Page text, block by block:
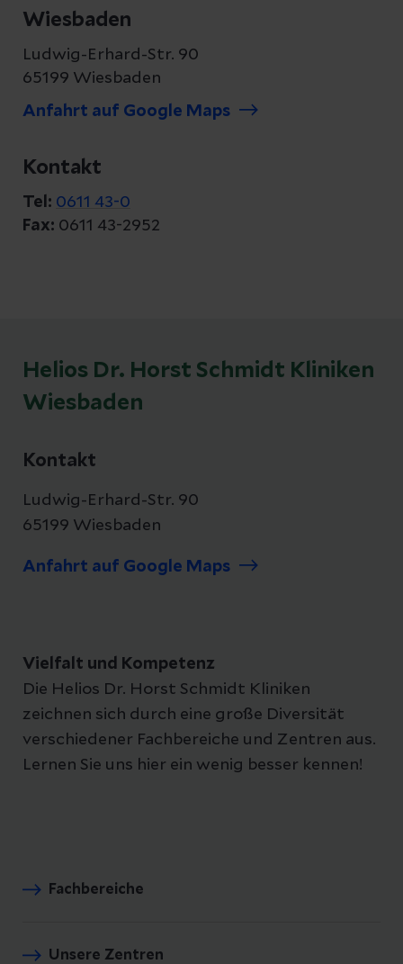
Wiesbaden
Ludwig-Erhard-Str. 90
65199 Wiesbaden
Anfahrt auf Google Maps
Kontakt
Tel: 0611 43-0
Fax: 0611 43-2952
Helios Dr. Horst Schmidt Kliniken
Wiesbaden
Kontakt
Ludwig-Erhard-Str. 90
65199 Wiesbaden
Anfahrt auf Google Maps
Vielfalt und Kompetenz
Die Helios Dr. Horst Schmidt Kliniken
zeichnen sich durch eine große Diversität
verschiedener Fachbereiche und Zentren aus.
Lernen Sie uns hier ein wenig besser kennen!
Fachbereiche
Unsere Zentren